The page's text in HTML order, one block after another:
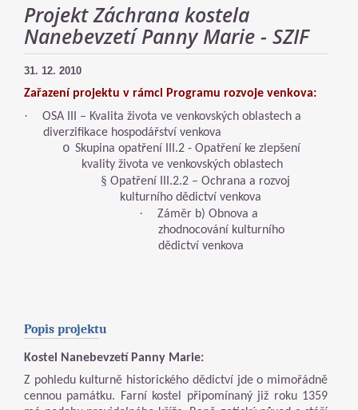
Projekt Záchrana kostela
Nanebevzetí Panny Marie - SZIF
31. 12. 2010
Zařazení projektu v rámci Programu rozvoje venkova:
·
OSA III – Kvalita života ve venkovských oblastech a
diverzifikace hospodářství venkova
o Skupina opatření III.2 - Opatření ke zlepšení
kvality života ve venkovských oblastech
§ Opatření III.2.2 – Ochrana a rozvoj
kulturního dědictví venkova
·
Záměr b) Obnova a
zhodnocování kulturního
dědictví venkova
Popis projektu
Kostel Nanebevzetí Panny Marie:
Z pohledu kulturně historického dědictví jde o mimořádně
cennou památku. Farní kostel připomínaný již roku 1359